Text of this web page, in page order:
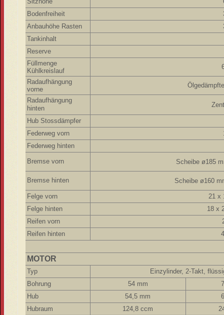
Bodenfreiheit
Anbauhöhe Rasten
Tankinhalt
Reserve
Füllmenge
Kühlkreislauf
Radaufhängung
vorne
Radaufhängung
hinten
Hub Stossdämpfer
Federweg vorn
Federweg hinten
Bremse vorn Scheibe ø185
Bremse hinten Scheibe ø160
Felge vorn
21 x
Felge hinten
18 x
Reifen vorn
Reifen hinten
MOTOR
Typ
Einzylinder, 2-Takt,
Bohrung
54 mm
Hub
54,5 mm
Hubraum
124,8 ccm